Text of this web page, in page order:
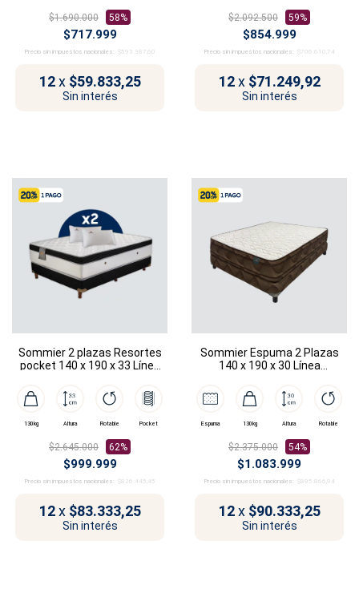
$1.690.000 58%
$717.999
Precio sin impuestos nacionales: $593.387,60
12 x $59.833,25
Sin interés
$2.092.500 59%
$854.999
Precio sin impuestos nacionales: $706.610,74
12 x $71.249,92
Sin interés
Sommier 2 plazas Resortes
pocket 140 x 190 x 33 Línea
130kg Altura Rotable Pocket
$2.645.000 62%
$999.999
Precio sin impuestos nacionales: $826.445,45
12 x $83.333,25
Sin interés
Sommier Espuma 2 Plazas
140 x 190 x 30 Línea
Espuma 130kg Altura Rotable
$2.375.000 54%
$1.083.999
Precio sin impuestos nacionales: $895.866,94
12 x $90.333,25
Sin interés